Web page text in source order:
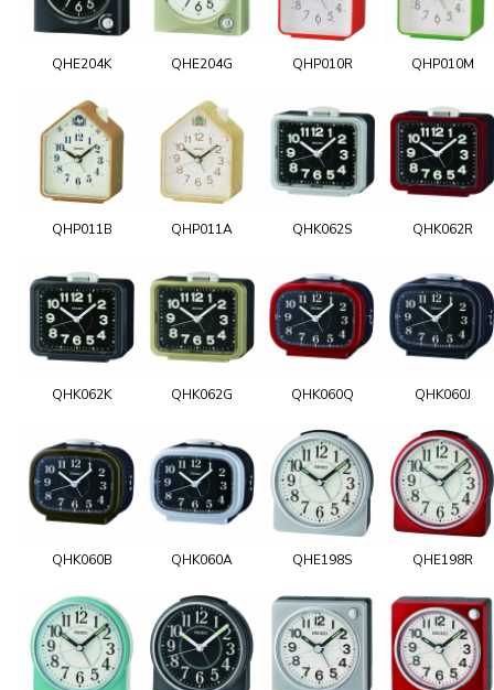
QHE204K QHE204G QHP010R QHP010M
QHP011B QHP011A QHK062S QHK062R
QHK062K QHK062G QHK060Q QHK060J
QHK060B QHK060A QHE198S QHE198R